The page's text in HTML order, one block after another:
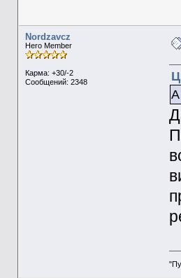
Nordzavcz
Hero Member
Карма: +30/-2
Сообщений: 2348
А